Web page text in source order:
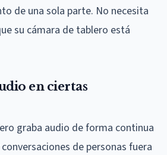
de una sola parte. No necesita
su cámara de tablero está
en ciertas
graba audio de forma continua
de personas fuera